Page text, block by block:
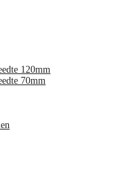
120mm
70mm